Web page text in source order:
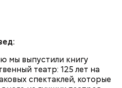
мы выпустили книгу
театр: 125 лет на
спектаклей, которые
максимально живым.
циркулирует воздух
Отметим, что в здании
бывшего вождя и
грубости. Да и, в
когда поем, —
45 лет.